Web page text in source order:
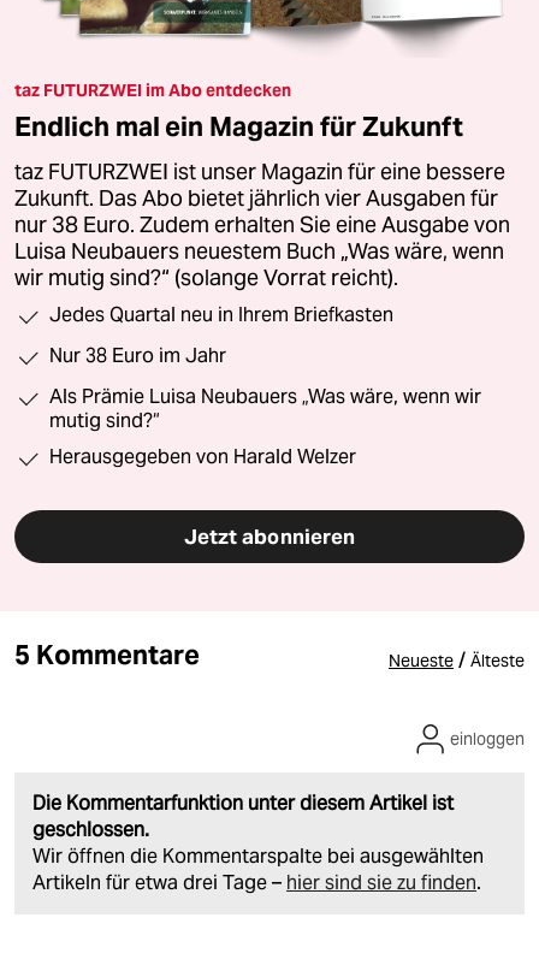
taz FUTURZWEI im Abo entdecken
Endlich mal ein Magazin für Zukunft
taz FUTURZWEI ist unser Magazin für eine bessere
Zukunft. Das Abo bietet jährlich vier Ausgaben für
nur 38 Euro. Zudem erhalten Sie eine Ausgabe von
Luisa Neubauers neuestem Buch „Was wäre, wenn
wir mutig sind?“ (solange Vorrat reicht).
Jedes Quartal neu in Ihrem Briefkasten
Nur 38 Euro im Jahr
Als Prämie Luisa Neubauers „Was wäre, wenn wir
mutig sind?“
Herausgegeben von Harald Welzer
Jetzt abonnieren
5 Kommentare Neueste / Älteste
Die Kommentarfunktion unter diesem Artikel ist
geschlossen.
Wir öffnen die Kommentarspalte bei ausgewählten
Artikeln für etwa drei Tage – hier sind sie zu finden.
einloggen